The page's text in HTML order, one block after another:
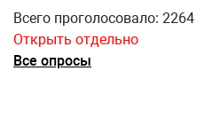
Всего проголосовало: 2264
Открыть отдельно
Все опросы